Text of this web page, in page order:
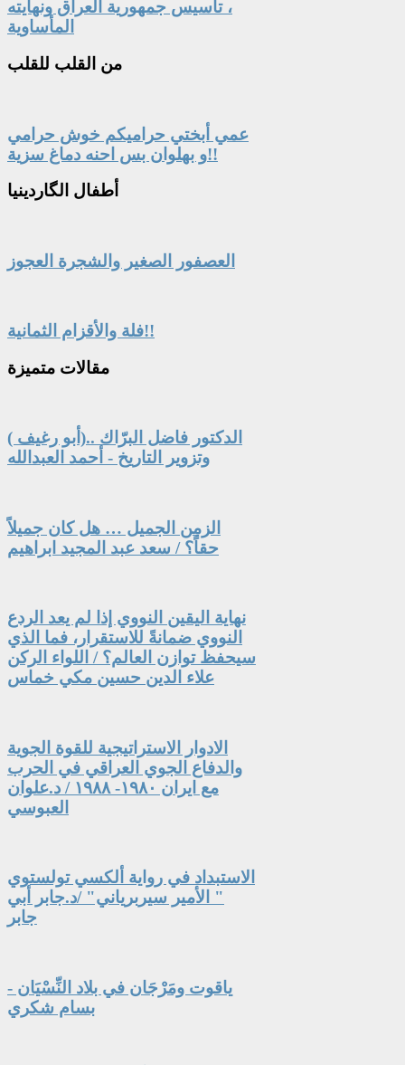
، تأسيس جمهورية العراق ونهايته
المأساوية
من القلب للقلب
عمي أبختي حراميكم خوش حرامي
و بهلوان بس احنه دماغ سزية!!
أطفال الگاردينيا
العصفور الصغير والشجرة العجوز
فلة والأقزام الثمانية!!
مقالات متميزة
الدكتور فاضل البرّاك ..(أبو رغيف )
وتزوير التاريخ - أحمد العبدالله
الزمن الجميل … هل كان جميلاً
حقاً؟ / سعد عبد المجيد ابراهيم
نهاية اليقين النووي إذا لم يعد الردع
النووي ضمانةً للاستقرار، فما الذي
سيحفظ توازن العالم؟ / اللواء الركن
علاء الدين حسين مكي خماس
الادوار الاستراتيجية للقوة الجوية
والدفاع الجوي العراقي في الحرب
مع ايران ١٩٨٠- ١٩٨٨ / د.علوان
العبوسي
الاستبداد في رواية ألكسي تولستوي
" الأمير سيربرياني" /د.جابر أبي
جابر
ياقوت ومَرْجَان في بلاد النِّسْيَان -
بسام شكري